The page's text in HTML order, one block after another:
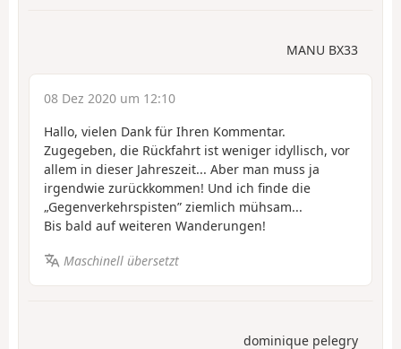
MANU BX33
08 Dez 2020 um 12:10
Hallo, vielen Dank für Ihren Kommentar.
Zugegeben, die Rückfahrt ist weniger idyllisch, vor
allem in dieser Jahreszeit... Aber man muss ja
irgendwie zurückkommen! Und ich finde die
„Gegenverkehrspisten” ziemlich mühsam...
Bis bald auf weiteren Wanderungen!
Maschinell übersetzt
dominique pelegry